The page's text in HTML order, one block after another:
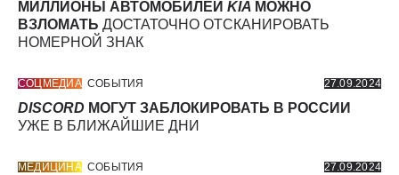
МИЛЛИОНЫ АВТОМОБИЛЕЙ KIA МОЖНО
ВЗЛОМАТЬ ДОСТАТОЧНО ОТСКАНИРОВАТЬ
НОМЕРНОЙ ЗНАК
СОЦМЕДИА СОБЫТИЯ 27.09.2024
DISCORD МОГУТ ЗАБЛОКИРОВАТЬ В РОССИИ
УЖЕ В БЛИЖАЙШИЕ ДНИ
МЕДИЦИНА СОБЫТИЯ 27.09.2024